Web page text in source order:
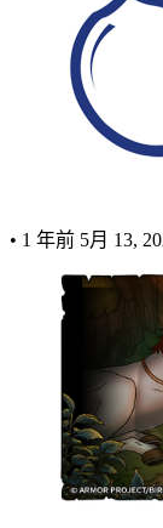
• 1 年前 5月 13,